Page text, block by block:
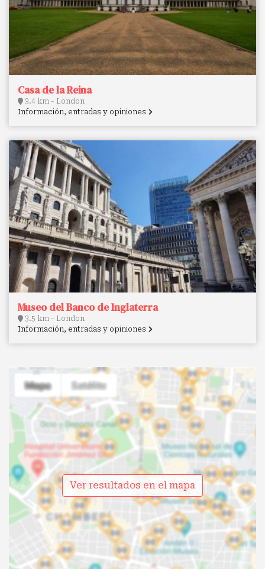
Casa de la Reina
3.4 km - London
Información, entradas y opiniones
Museo del Banco de Inglaterra
3.5 km - London
Información, entradas y opiniones
Ver resultados en el mapa